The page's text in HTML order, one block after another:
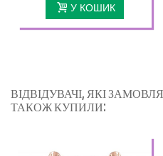
У КОШИК
ВІДВІДУВАЧІ, ЯКІ
ТАКОЖ КУПИЛИ: